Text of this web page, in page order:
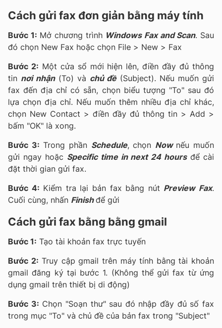
Cách gửi fax đơn giản bằng máy tính
Bước 1: Mở chương trình Windows Fax and Scan. Sau
đó chọn New Fax hoặc chọn File > New > Fax
Bước 2: Một cửa sổ mới hiện lên, điền đầy đủ thông
tin nơi nhận(To) và chủ đề(Subject). Nếu muốn gửi
fax đến địa chỉ có sẵn, chọn biểu tượng "To" sau đó
lựa chọn địa chỉ. Nếu muốn thêm nhiều địa chỉ khác,
chọn New Contact > điền đầy đủ thông tin > Add >
bấm "OK" là xong.
Bước 3: Trong phần Schedule, chọn Now nếu muốn
gửi ngay hoặc Specific time in next 24 hoursđể cài
đặt thời gian gửi fax.
Bước 4: Kiểm tra lại bản fax bằng nút Preview Fax.
Cuối cùng, nhấn Finish để gửi
Cách gửi fax bằng bằng gmail
Bước 1: Tạo tài khoản fax trực tuyến
Bước 2: Truy cập gmail trên máy tính bằng tài khoản
gmail đăng ký tại bước 1. (Không thể gửi fax từ ứng
dụng gmail trên thiết bị di động)
Bước 3: Chọn "Soạn thư" sau đó nhập đầy đủ số fax
trong mục "To" và chủ đề của bản fax trong "Subject"